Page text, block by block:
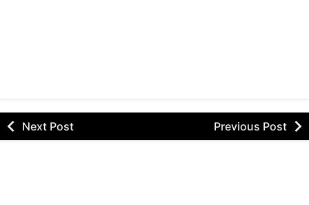
Next Post Previous Post